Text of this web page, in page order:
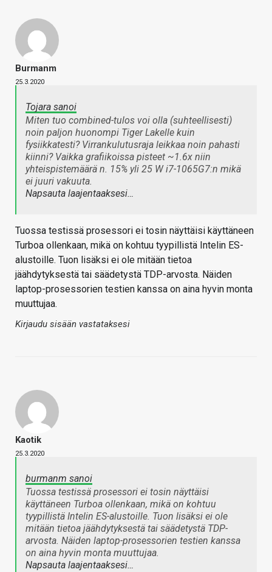
Burmanm
25.3.2020
Tojara sanoi
Miten tuo combined-tulos voi olla (suhteellisesti)
noin paljon huonompi Tiger Lakelle kuin
fysiikkatesti? Virrankulutusraja leikkaa noin pahasti
kiinni? Vaikka grafiikoissa pisteet ~1.6x niin
yhteispistemäärä n. 15% yli 25 W i7-1065G7:n mikä
ei juuri vakuuta.
Napsauta laajentaaksesi…
Tuossa testissä prosessori ei tosin näyttäisi käyttäneen
Turboa ollenkaan, mikä on kohtuu tyypillistä Intelin ES-
alustoille. Tuon lisäksi ei ole mitään tietoa
jäähdytyksestä tai säädetystä TDP-arvosta. Näiden
laptop-prosessorien testien kanssa on aina hyvin monta
muuttujaa.
Kirjaudu sisään vastataksesi
Kaotik
25.3.2020
burmanm sanoi
Tuossa testissä prosessori ei tosin näyttäisi
käyttäneen Turboa ollenkaan, mikä on kohtuu
tyypillistä Intelin ES-alustoille. Tuon lisäksi ei ole
mitään tietoa jäähdytyksestä tai säädetystä TDP-
arvosta. Näiden laptop-prosessorien testien kanssa
on aina hyvin monta muuttujaa.
Napsauta laajentaaksesi…